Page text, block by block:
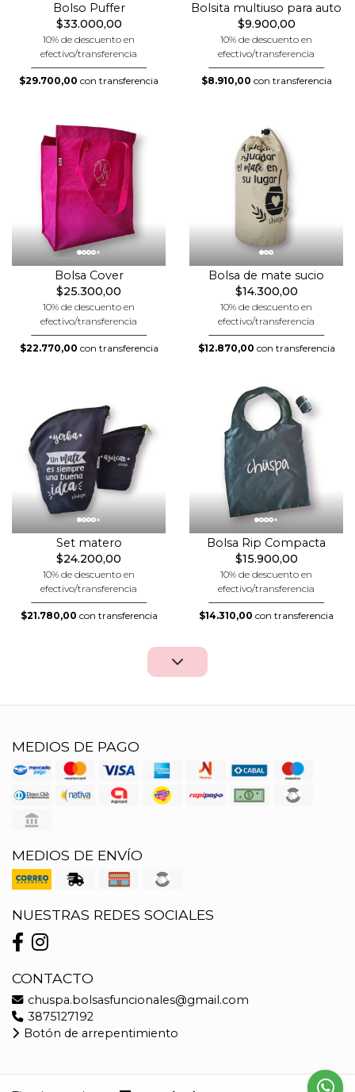
Bolso Puffer
$33.000,00
10% de descuento en
efectivo/transferencia
$29.700,00 con transferencia
Bolsita multiuso para auto
$9.900,00
10% de descuento en
efectivo/transferencia
$8.910,00 con transferencia
Bolsa Cover
$25.300,00
10% de descuento en
efectivo/transferencia
$22.770,00 con transferencia
Bolsa de mate sucio
$14.300,00
10% de descuento en
efectivo/transferencia
$12.870,00 con transferencia
Set matero
$24.200,00
10% de descuento en
efectivo/transferencia
$21.780,00 con transferencia
Bolsa Rip Compacta
$15.900,00
10% de descuento en
efectivo/transferencia
$14.310,00 con transferencia
MEDIOS DE PAGO
MEDIOS DE ENVÍO
NUESTRAS REDES SOCIALES
CONTACTO
chuspa.bolsasfuncionales@gmail.com
3875127192
Botón de arrepentimiento